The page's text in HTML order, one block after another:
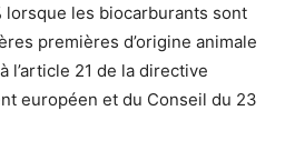
lorsque les biocarburants sont
premières d’origine animale
l’article 21 de la directive
européen et du Conseil du 23